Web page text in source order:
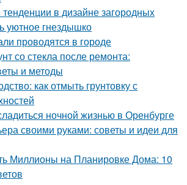
в дизайне загородных
уютное гнездышко
проводятся в городе
со стекла после ремонта:
и методы
как отмыть грунтовку с
ночной жизнью в Оренбурге
своими руками: советы и идеи для
Миллионы на Планировке Дома: 10